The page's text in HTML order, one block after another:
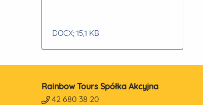
DOCX; 15,1 KB
Rainbow Tours Spółka Akcyjna
42 680 38 20